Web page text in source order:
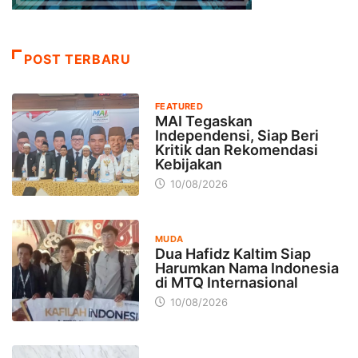
POST TERBARU
FEATURED
MAI Tegaskan
Independensi, Siap Beri
Kritik dan Rekomendasi
Kebijakan
10/08/2026
MUDA
Dua Hafidz Kaltim Siap
Harumkan Nama Indonesia
di MTQ Internasional
10/08/2026